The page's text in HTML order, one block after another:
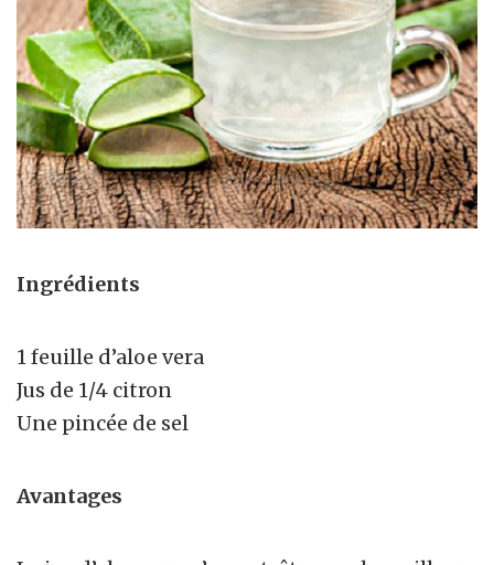
Ingrédients
1 feuille d’aloe vera
Jus de 1/4 citron
Une pincée de sel
Avantages